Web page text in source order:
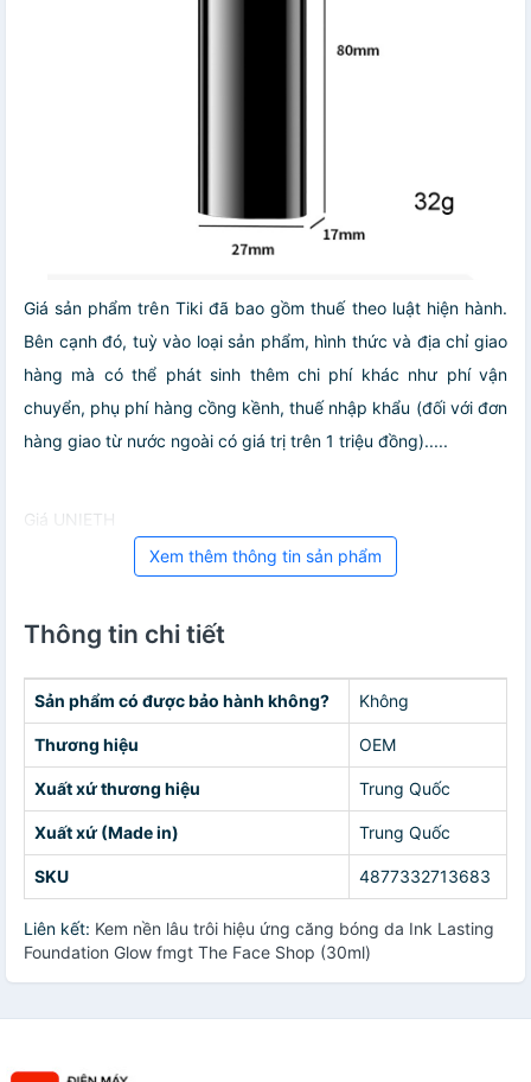
Giá sản phẩm trên Tiki đã bao gồm thuế theo luật hiện hành.
Bên cạnh đó, tuỳ vào loại sản phẩm, hình thức và địa chỉ giao
hàng mà có thể phát sinh thêm chi phí khác như phí vận
chuyển, phụ phí hàng cồng kềnh, thuế nhập khẩu (đối với đơn
hàng giao từ nước ngoài có giá trị trên 1 triệu đồng).....
Giá UNIETH
Xem thêm thông tin sản phẩm
Thông tin chi tiết
Sản phẩm có được bảo hành không? Không
Thương hiệu OEM
Xuất xứ thương hiệu Trung Quốc
Xuất xứ (Made in) Trung Quốc
SKU 4877332713683
Liên kết: Kem nền lâu trôi hiệu ứng căng bóng da Ink Lasting
Foundation Glow fmgt The Face Shop (30ml)